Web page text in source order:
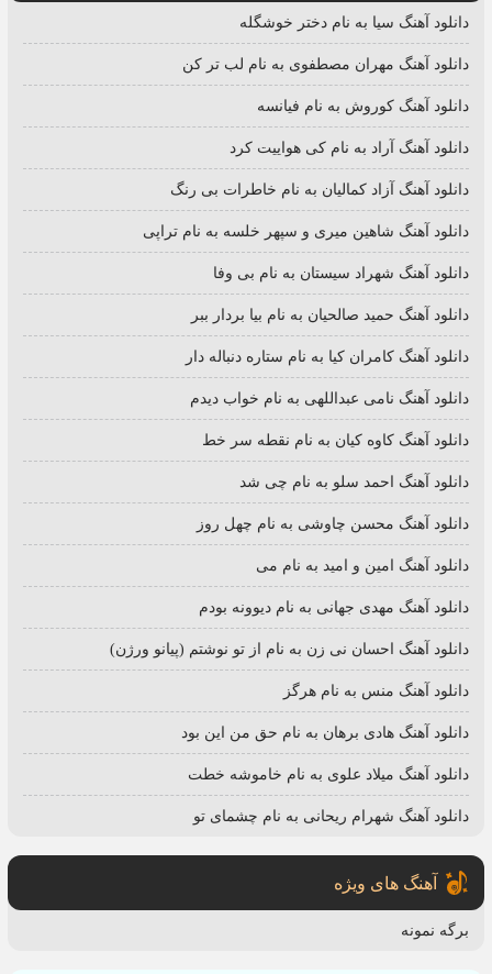
دانلود آهنگ سیا به نام دختر خوشگله
دانلود آهنگ مهران مصطفوی به نام لب تر کن
دانلود آهنگ کوروش به نام فیانسه
دانلود آهنگ آراد به نام کی هواییت کرد
دانلود آهنگ آزاد کمالیان به نام خاطرات بی رنگ
دانلود آهنگ شاهین میری و سپهر خلسه به نام تراپی
دانلود آهنگ شهراد سیستان به نام بی وفا
دانلود آهنگ حمید صالحیان به نام بیا بردار ببر
دانلود آهنگ کامران کیا به نام ستاره دنباله دار
دانلود آهنگ نامی عبداللهی به نام خواب دیدم
دانلود آهنگ کاوه کیان به نام نقطه سر خط
دانلود آهنگ احمد سلو به نام چی شد
دانلود آهنگ محسن چاوشی به نام چهل روز
دانلود آهنگ امین و امید به نام می
دانلود آهنگ مهدی جهانی به نام دیوونه بودم
دانلود آهنگ احسان نی زن به نام از تو نوشتم (پیانو ورژن)
دانلود آهنگ منس به نام هرگز
دانلود آهنگ هادی برهان به نام حق من این بود
دانلود آهنگ میلاد علوی به نام خاموشه خطت
دانلود آهنگ شهرام ریحانی به نام چشمای تو
آهنگ های ویژه
برگه نمونه